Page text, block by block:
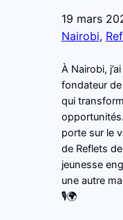
19 mars
Nairobi,
À Nairobi,
fondateur
qui
porte sur le
de Reflets
jeunesse
une autre
🎙️🌍